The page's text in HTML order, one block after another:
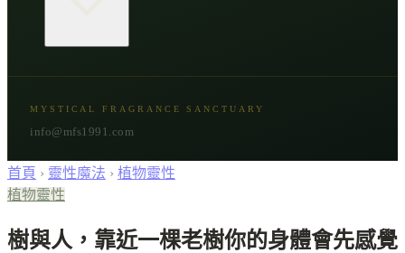
古文明與神話
節氣與民俗
MYSTICAL FRAGRANCE SANCTUARY
info@mfs1991.com
首頁 › 靈性魔法 › 植物靈性
植物靈性
樹與人，靠近一棵老樹你的身體會先感覺